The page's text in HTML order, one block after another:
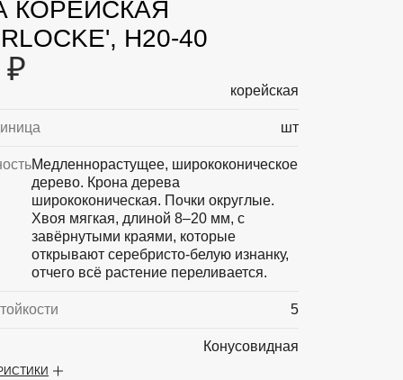
КОРЕЙСКАЯ
H20-40
₽
корейская
шт
Медленнорастущее, ширококоническое
дерево. Крона дерева
ширококоническая. Почки округлые.
Хвоя мягкая, длиной 8–20 мм, с
завёрнутыми краями, которые
открывают серебристо-белую изнанку,
отчего всё растение переливается.
5
Конусовидная